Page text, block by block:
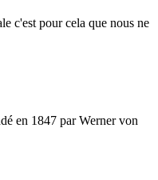
c'est pour cela que nous ne
en 1847 par Werner von